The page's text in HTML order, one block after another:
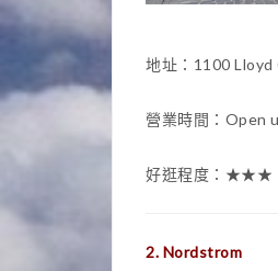
地址：1100
營業時間：Open
好逛程度：★★★
2. Nordstrom